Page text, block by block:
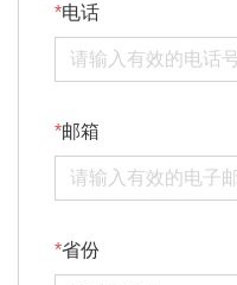
电话
邮箱
省份